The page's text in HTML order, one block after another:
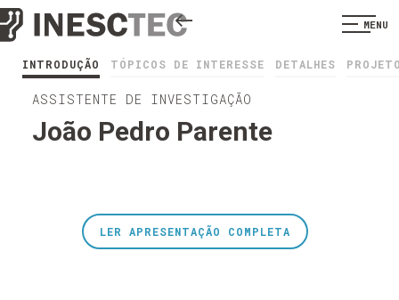
MENU
INTRODUÇÃO TÓPICOS DE INTERESSE DETALHES
ASSISTENTE DE INVESTIGAÇÃO
João Pedro Parente
LER APRESENTAÇÃO COMPLETA